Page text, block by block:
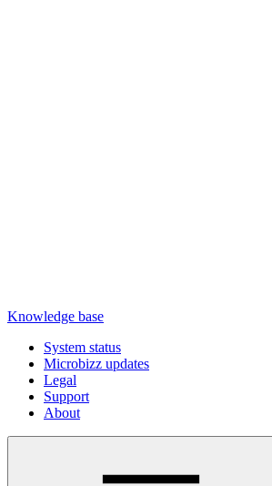
Knowledge base
System status
Microbizz updates
Legal
Support
About